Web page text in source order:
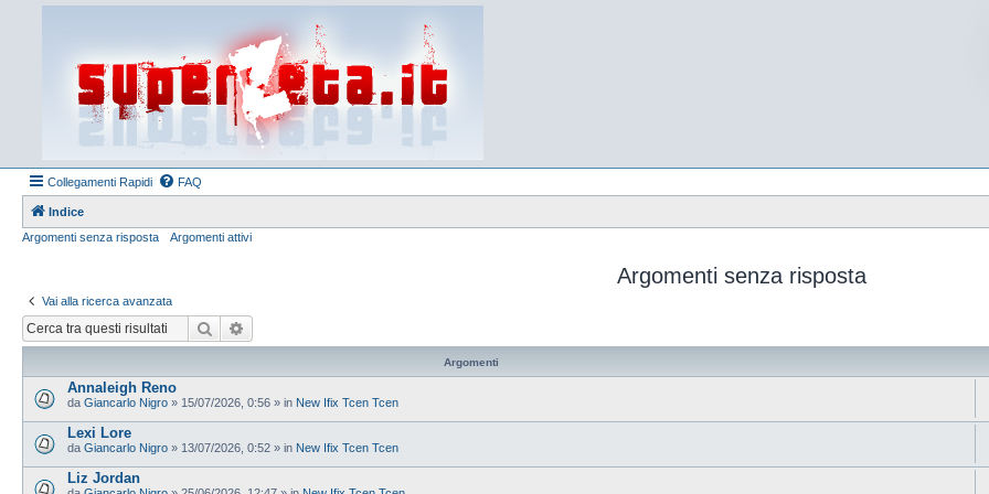
Collegamenti Rapidi FAQ
Indice
Argomenti senza risposta
Argomenti attivi
Argomenti senza risposta
Vai alla ricerca avanzata
Cerca
Argomenti
Annaleigh Reno
da Giancarlo Nigro » 15/07/2026, 0:56 » in New Ifix Tcen Tcen
Lexi Lore
da Giancarlo Nigro » 13/07/2026, 0:52 » in New Ifix Tcen Tcen
Liz Jordan